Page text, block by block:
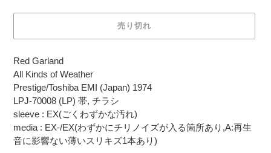
手
続
き
時
に
算
さ
売り切れ
カ
ー
ト
に
品
を
追
Red Garland
All Kinds of Weather
Prestige/Toshiba EMI (Japan) 1974
LPJ-70008 (LP) 帯, チラシ
sleeve : EX(ごくわずかな汚れ)
media : EX-/EX(わずかにチリノイズが入る箇所あり,A:再生
音に影響ない薄いスリキズ1本あり)